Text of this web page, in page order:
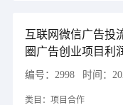
互联网微信广告投
圈广告创业项目利
编号： 2998 时间：
类目： 项目合作